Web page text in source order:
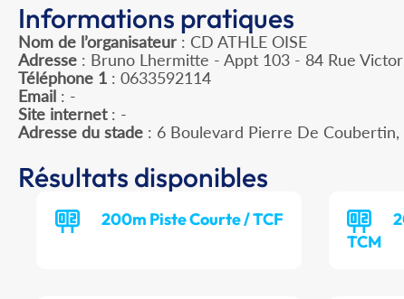
Informations pratiques
Nom de l’organisateur : CD ATHLE OISE
Adresse : Bruno Lhermitte - Appt 103 - 84 Rue
Téléphone 1 : 0633592114
Email : -
Site internet: -
Adresse du stade : 6 Boulevard Pierre De Coubertin,
Résultats disponibles
200m Piste Courte / TCF
TCM